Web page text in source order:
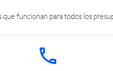
funcionan para todos los